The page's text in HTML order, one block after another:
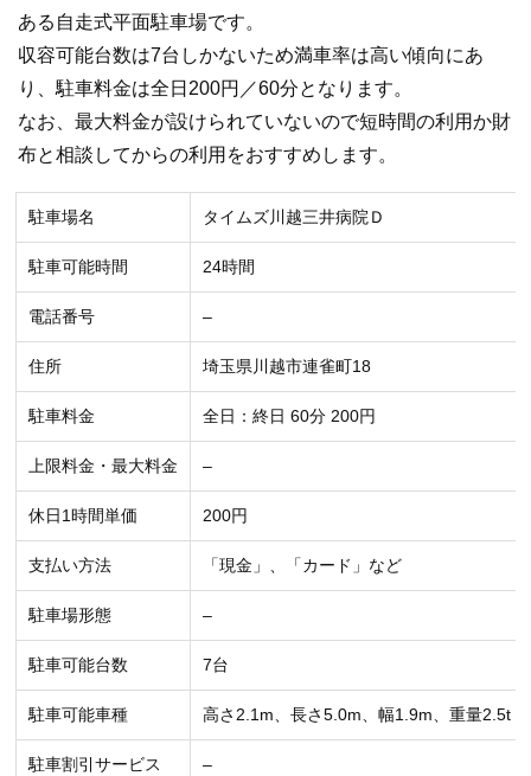
ある自走式平面駐車場です。
収容可能台数は7台しかないため満車率は高い傾向にあ
り、駐車料金は全日200円／60分となります。
なお、最大料金が設けられていないので短時間の利用か財
布と相談してからの利用をおすすめします。
駐車場名 タイムズ川越三井病院Ｄ
駐車可能時間 24時間
電話番号 –
住所 埼玉県川越市連雀町18
駐車料金 全日：終日 60分 200円
上限料金・最大料金 –
休日1時間単価 200円
支払い方法 「現金」、「カード」など
駐車場形態 –
駐車可能台数 7台
駐車可能車種 高さ2.1m、長さ5.0m、幅1.9m、重量2.5t
駐車割引サービス –